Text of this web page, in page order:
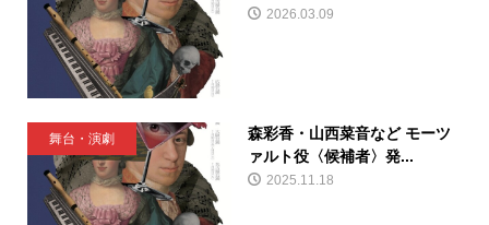
2026.03.09
舞台・演劇
森彩香・山西菜音など モーツ
ァルト役〈候補者〉発...
2025.11.18